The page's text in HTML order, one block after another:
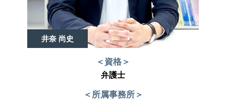
井奈 尚史
＜資格＞
弁護士
＜所属事務所＞